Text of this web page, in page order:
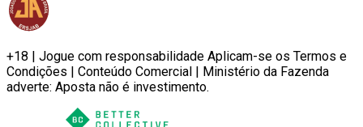
+18 | Jogue com responsabilidade Aplicam-se os Termos e
Condições | Conteúdo Comercial | Ministério da Fazenda
adverte: Aposta não é investimento.